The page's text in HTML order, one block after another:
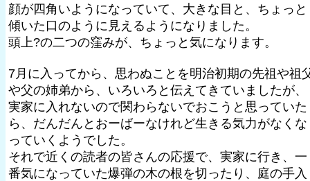
顔が四角いようになっていて、大きな目と、ちょっと
傾いた口のように見えるようになりました。
頭上?の二つの窪みが、ちょっと気になります。
7月に入ってから、思わぬことを明治初期の先祖や祖
や父の姉弟から、いろいろと伝えてきていましたが、
実家に入れないので関わらないでおこうと思っていた
ら、だんだんとおーばーなけれど生きる気力がなくな
っていくようでした。
それで近くの読者の皆さんの応援で、実家に行き、一
番気になっていた爆弾の木の根を切ったり、庭の手入